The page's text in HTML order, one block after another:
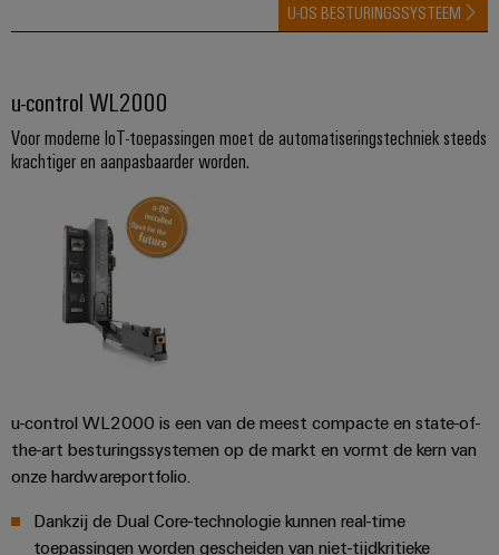
U-OS BESTURINGSSYSTEEM
u-control WL2000
Voor moderne IoT-toepassingen moet de automatiseringstechniek steeds
krachtiger en aanpasbaarder worden.
u-control WL2000 is een van de meest compacte en state-of-
the-art besturingssystemen op de markt en vormt de kern van
onze hardwareportfolio.
Dankzij de Dual Core-technologie kunnen real-time
toepassingen worden gescheiden van niet-tijdkritieke